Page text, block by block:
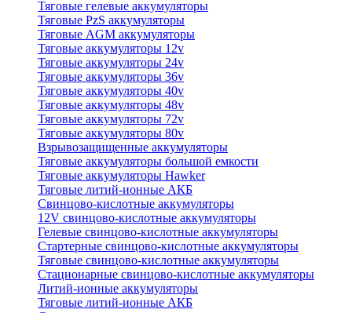
Тяговые гелевые аккумуляторы
Тяговые PzS аккумуляторы
Тяговые AGM аккумуляторы
Тяговые аккумуляторы 12v
Тяговые аккумуляторы 24v
Тяговые аккумуляторы 36v
Тяговые аккумуляторы 40v
Тяговые аккумуляторы 48v
Тяговые аккумуляторы 72v
Тяговые аккумуляторы 80v
Взрывозащищенные аккумуляторы
Тяговые аккумуляторы большой емкости
Тяговые аккумуляторы Hawker
Тяговые литий-ионные АКБ
Свинцово-кислотные аккумуляторы
12V свинцово-кислотные аккумуляторы
Гелевые свинцово-кислотные аккумуляторы
Стартерные свинцово-кислотные аккумуляторы
Тяговые свинцово-кислотные аккумуляторы
Стационарные свинцово-кислотные аккумуляторы
Литий-ионные аккумуляторы
Тяговые литий-ионные АКБ